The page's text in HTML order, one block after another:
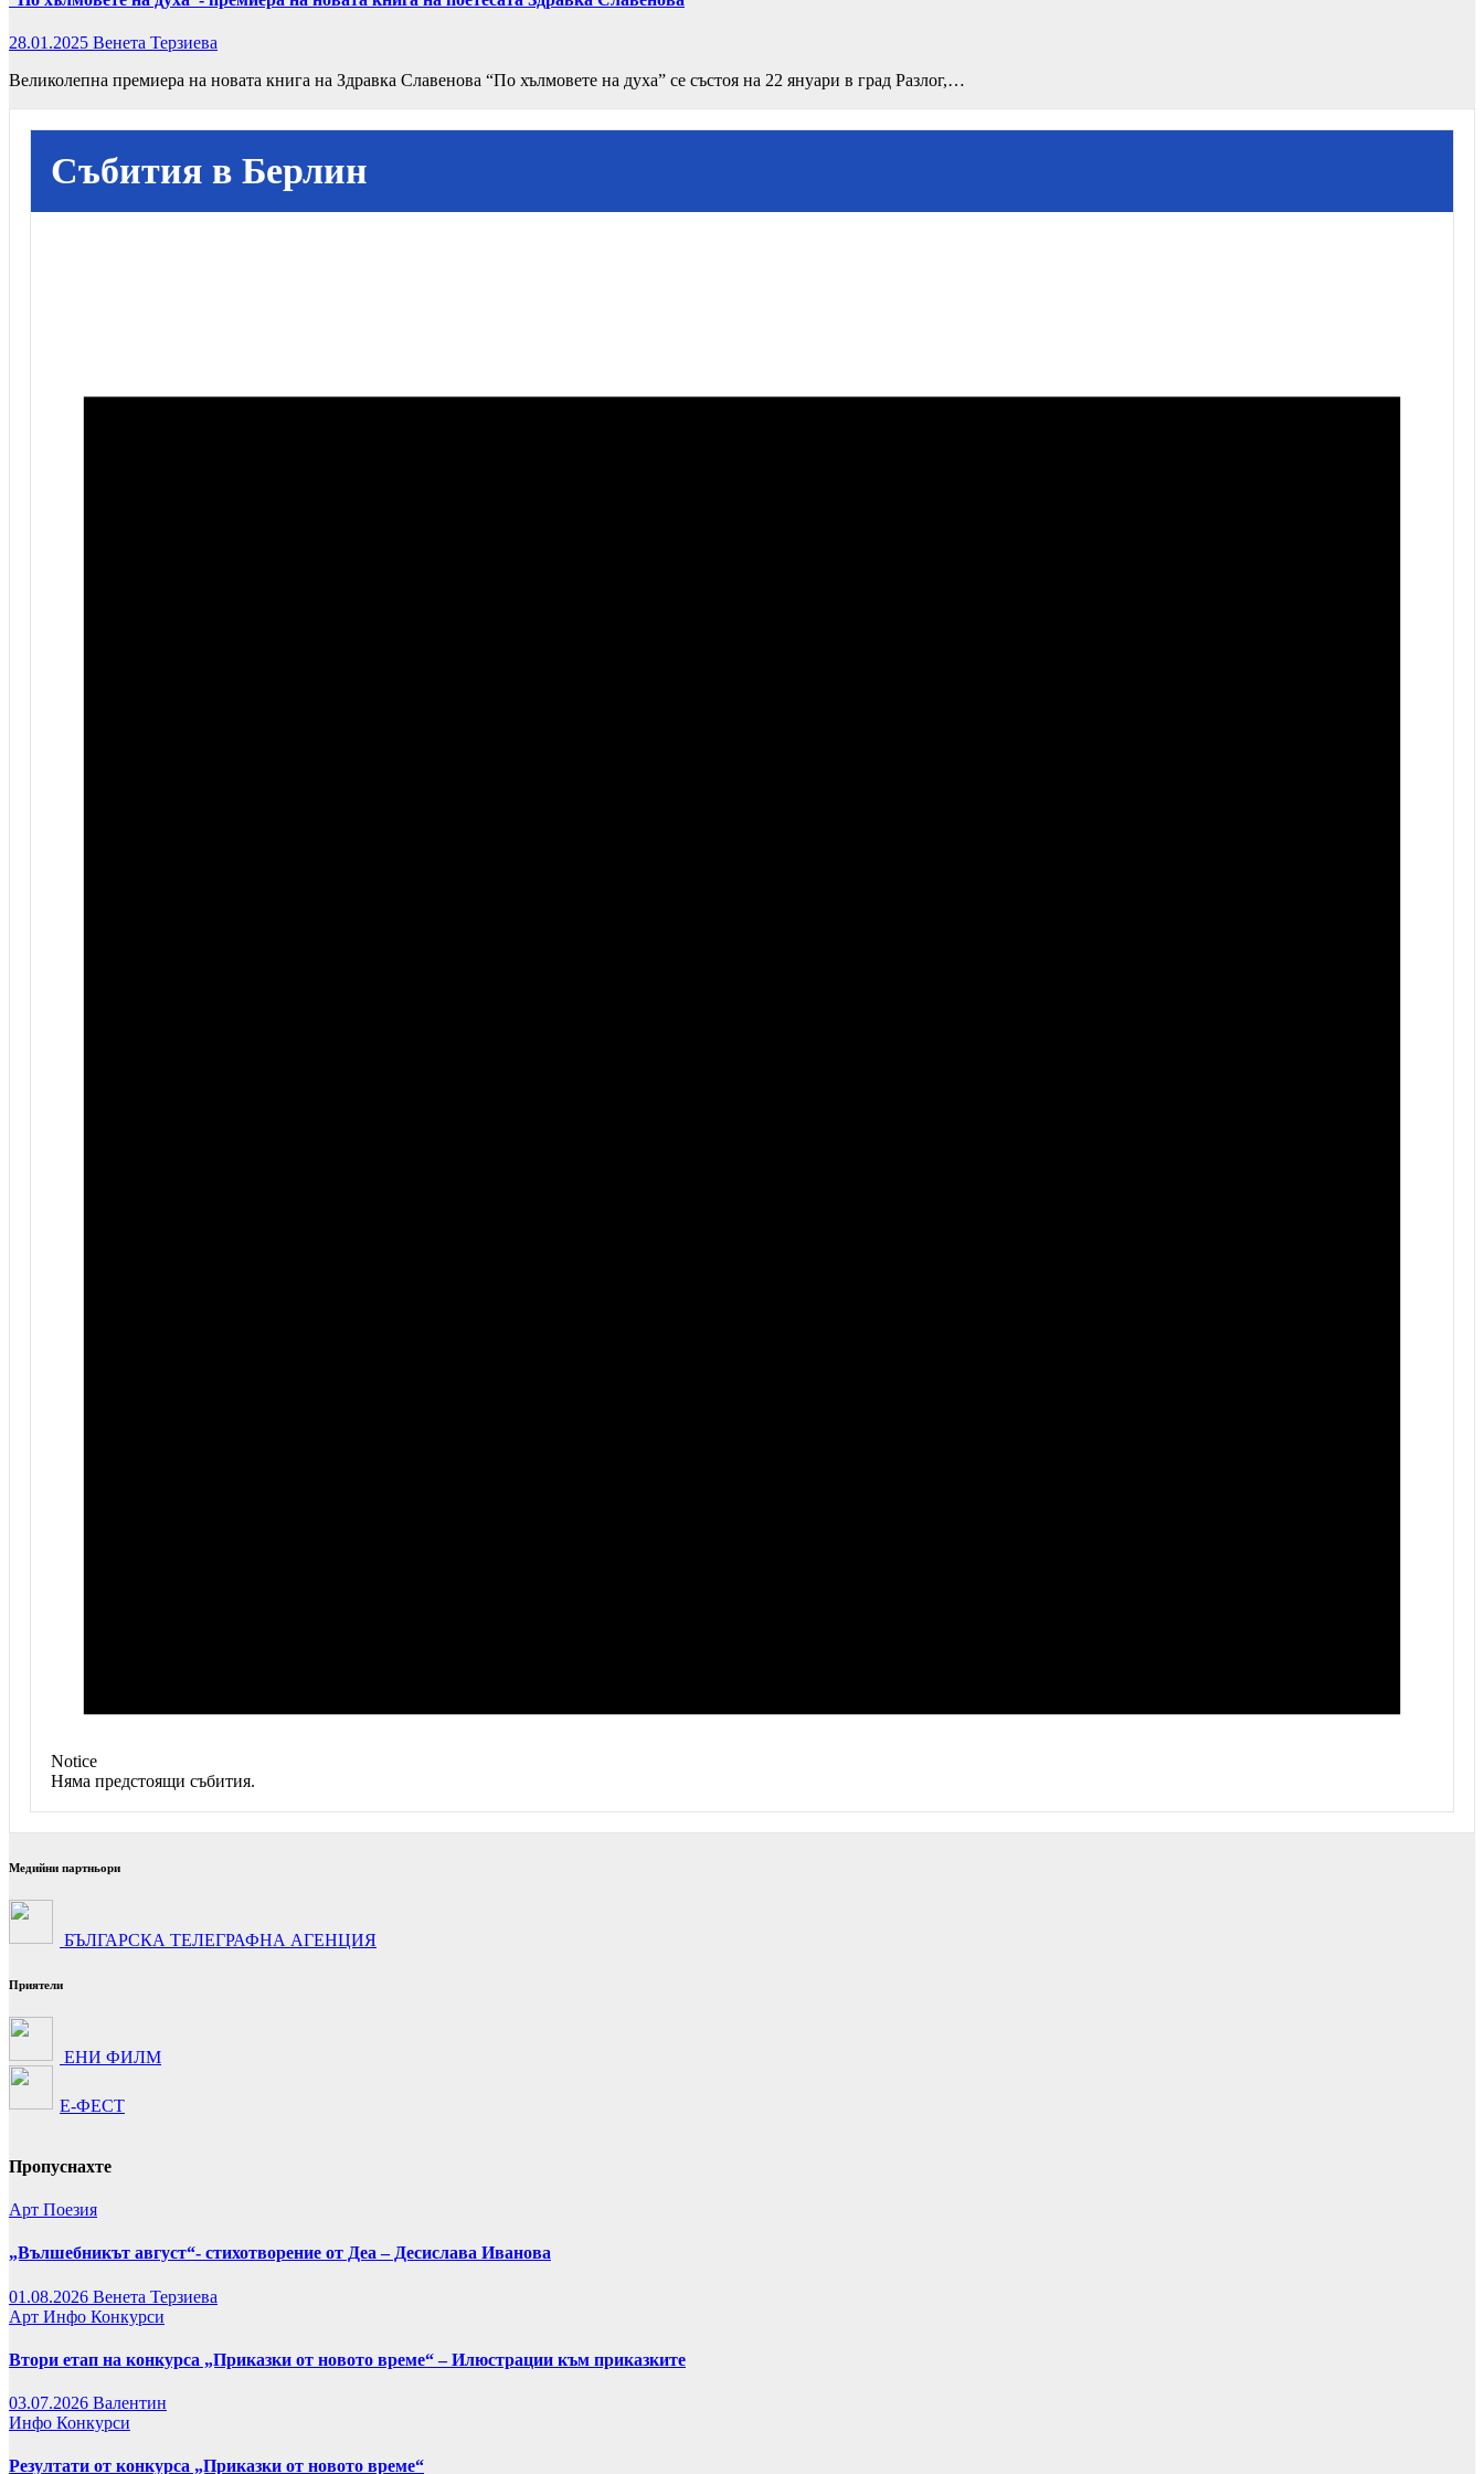
28.01.2025 Венета Терзиева
Великолепна премиера на новата книга на Здравка Славенова “По хълмовете на духа” се състоя на 22 януари в град Разлог,…
Събития в Берлин
Notice
Няма предстоящи събития.
Медийни партньори
БЪЛГАРСКА ТЕЛЕГРАФНА АГЕНЦИЯ
Приятели
ЕНИ ФИЛМ
Е-ФЕСТ
Пропуснахте
Арт Поезия
„Вълшебникът август“- стихотворение от Деа – Десислава Иванова
01.08.2026 Венета Терзиева
Арт Инфо Конкурси
Втори етап на конкурса „Приказки от новото време“ – Илюстрации към приказките
03.07.2026 Валентин
Инфо Конкурси
Резултати от конкурса „Приказки от новото време“